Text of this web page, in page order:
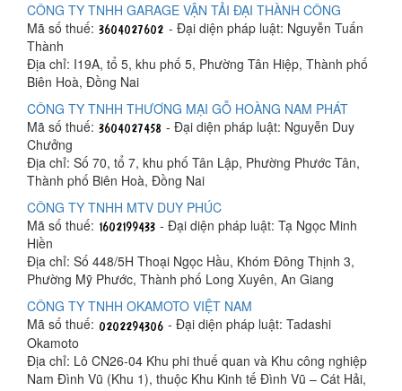
CÔNG TY TNHH GARAGE VẬN TẢI ĐẠI THÀNH CÔNG
Mã số thuế:
- Đại diện pháp luật: Nguyễn Tuấn
Thành
Địa chỉ: I19A, tổ 5, khu phố 5, Phường Tân Hiệp, Thành phố
Biên Hoà, Đồng Nai
CÔNG TY TNHH THƯƠNG MẠI GỖ HOÀNG NAM PHÁT
Mã số thuế:
- Đại diện pháp luật: Nguyễn Duy
Chưởng
Địa chỉ: Số 70, tổ 7, khu phố Tân Lập, Phường Phước Tân,
Thành phố Biên Hoà, Đồng Nai
CÔNG TY TNHH MTV DUY PHÚC
Mã số thuế:
- Đại diện pháp luật: Tạ Ngọc Minh
Hiền
Địa chỉ: Số 448/5H Thoại Ngọc Hầu, Khóm Đông Thịnh 3,
Phường Mỹ Phước, Thành phố Long Xuyên, An Giang
CÔNG TY TNHH OKAMOTO VIỆT NAM
Mã số thuế:
- Đại diện pháp luật: Tadashi
Okamoto
Địa chỉ: Lô CN26-04 Khu phi thuế quan và Khu công nghiệp
Nam Đình Vũ (Khu 1), thuộc Khu Kinh tế Đình Vũ – Cát Hải,